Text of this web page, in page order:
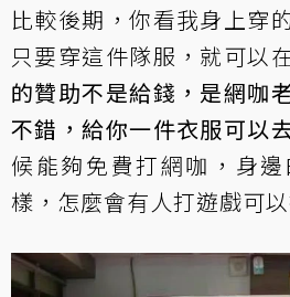
比較後期，你看我身上穿
只要穿這件隊服，就可以
的贊助不是給錢，是網咖
不錯，給你一件衣服可以
候能夠免費打網咖，身
樣，怎麼會有人打遊戲可以